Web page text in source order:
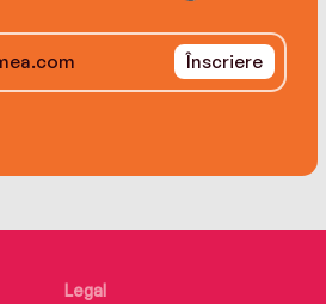
Înscriere
Legal